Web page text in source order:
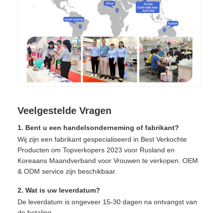
Veelgestelde Vragen
1. Bent u een handelsonderneming of fabrikant?
Wij zijn een fabrikant gespecialiseerd in Best Verkochte
Producten om Topverkopers 2023 voor Rusland en
Koreaans Maandverband voor Vrouwen te verkopen. OEM
& ODM service zijn beschikbaar.
2. Wat is uw leverdatum?
De leverdatum is ongeveer 15-30 dagen na ontvangst van